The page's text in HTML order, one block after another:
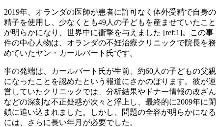
2019年、オランダの医師が患者に許可なく体外受精で自身の
精子を使用し、少なくとも49人の子どもを産ませていたこと
が明らかになり、世界中に衝撃を与えました [ref:1]。この事
件の中心人物は、オランダの不妊治療クリニックで院長を務
めていたヤン・カールバート氏です。
事の発端は、カールバート氏が生前、約60人の子どもの父親
になったことを認めたという報道にさかのぼります。彼が運
営していたクリニックでは、分析結果やドナー情報の改ざん
などの深刻な不正疑惑が次々と浮上し、最終的に2009年に閉
鎖に追い込まれました。しかし、問題の全容が明らかになる
には、さらに長い年月が必要でした。